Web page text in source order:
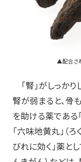
▲配合さ
「腎」がしっか
腎が弱まると、骨
を助ける薬である
「六味地黄丸」（
びれに効く」薬と